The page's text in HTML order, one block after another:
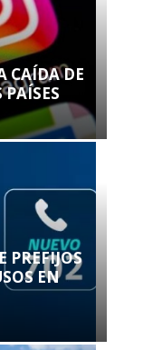
CAÍDA DE
PREFIJOS
EN